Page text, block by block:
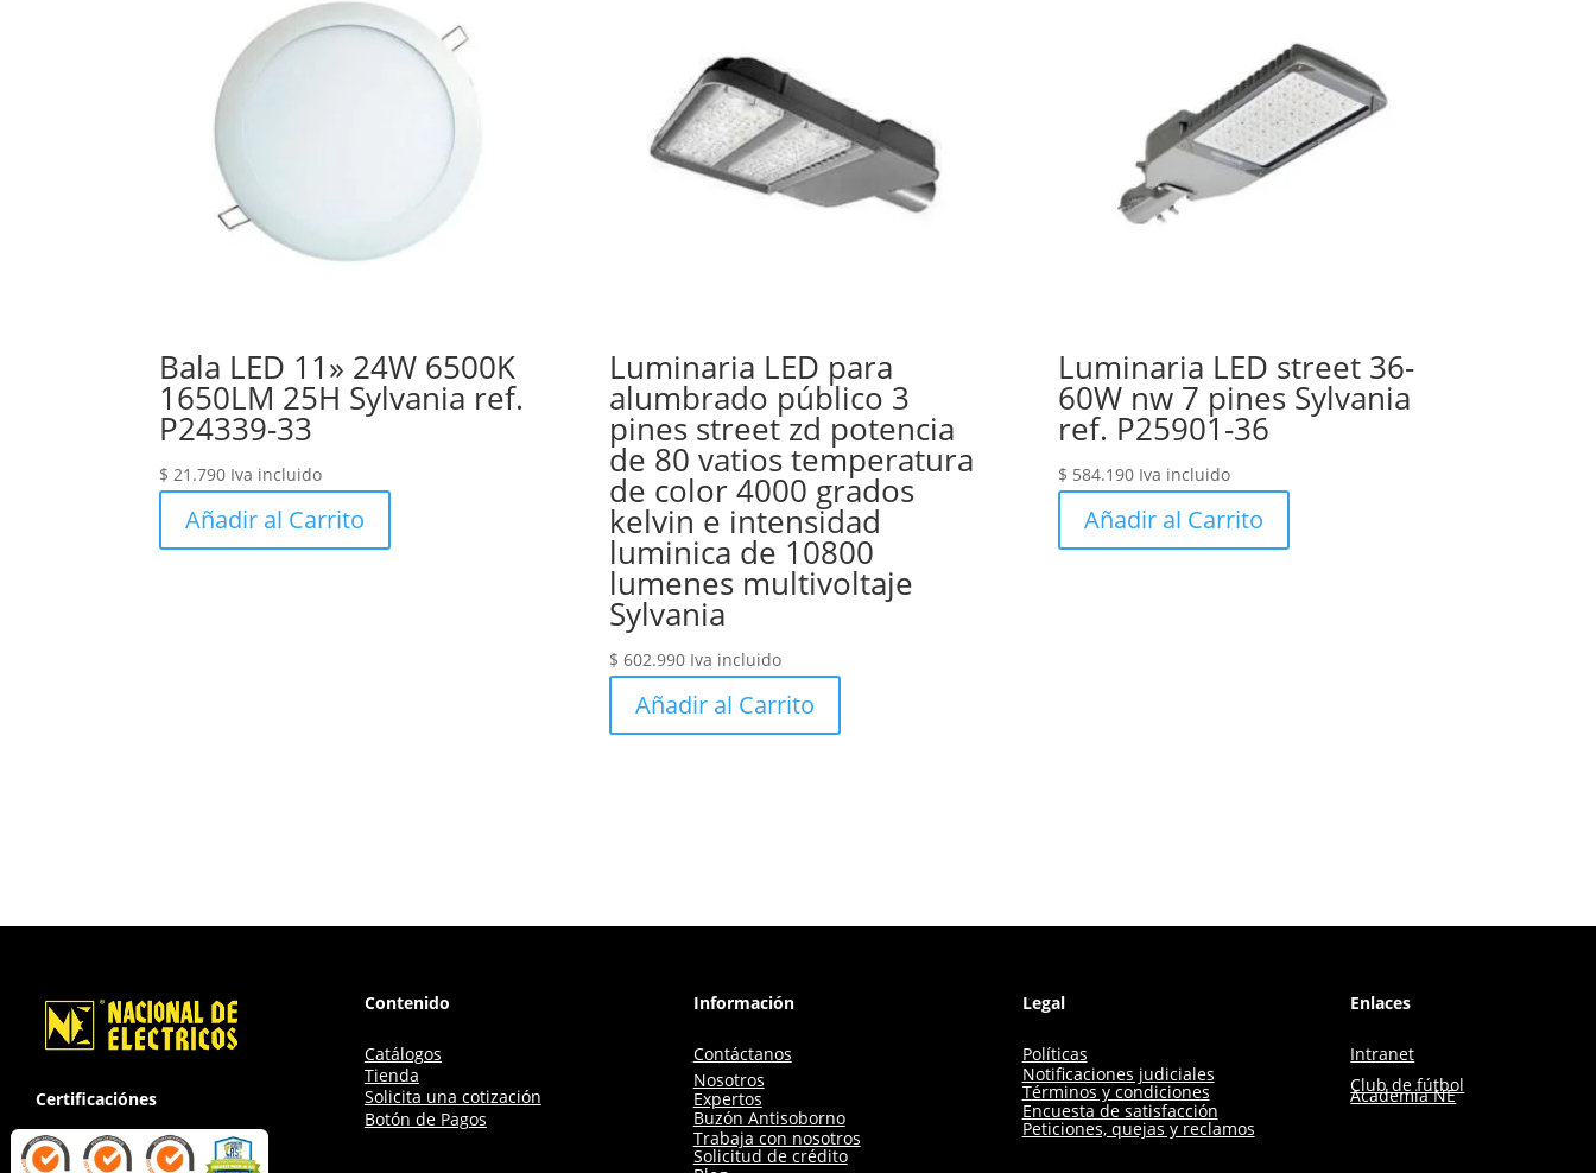
Bala LED 11» 24W 6500K
1650LM 25H Sylvania ref.
P24339-33
$ 21.790 Iva incluido
Añadir al Carrito
Luminaria LED para
alumbrado público 3
pines street zd potencia
de 80 vatios temperatura
de color 4000 grados
kelvin e intensidad
luminica de 10800
lumenes multivoltaje
Sylvania
$ 602.990 Iva incluido
Añadir al Carrito
Luminaria LED street 36-
60W nw 7 pines Sylvania
ref. P25901-36
$ 584.190 Iva incluido
Añadir al Carrito
Certificaciónes
Contenido
Catálogos
Tienda
Solicita una cotización
Botón de Pagos
Información
Contáctanos
Nosotros
Expertos
Buzón Antisoborno
Trabaja con nosotros
Solicitud de crédito
Legal
Políticas
Notificaciones judiciales
Términos y condiciones
Encuesta de satisfacción
Peticiones, quejas y reclamos
Enlaces
Intranet
Club de fútbol
Academia NE